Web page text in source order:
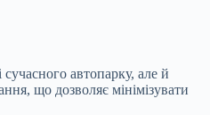
автопарку, але й
що дозволяє мінімізувати